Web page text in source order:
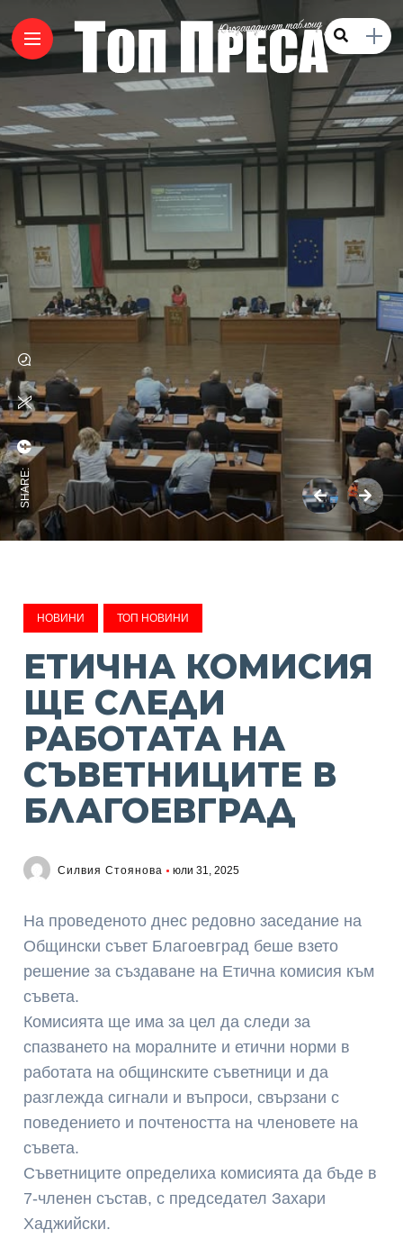
SHARE:
НОВИНИ ТОП НОВИНИ
ЕТИЧНА КОМИСИЯ
ЩЕ СЛЕДИ
РАБОТАТА НА
СЪВЕТНИЦИТЕ В
БЛАГОЕВГРАД
Силвия Стоянова юли 31, 2025
На проведеното днес редовно заседание на
Общински съвет Благоевград беше взето
решение за създаване на Етична комисия към
съвета.
Комисията ще има за цел да следи за
спазването на моралните и етични норми в
работата на общинските съветници и да
разглежда сигнали и въпроси, свързани с
поведението и почтеността на членовете на
съвета.
Съветниците определиха комисията да бъде в
7-членен състав, с председател Захари
Хаджийски.